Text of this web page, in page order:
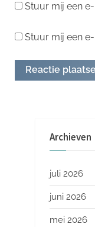
Stuur mij een
Stuur mij een
Archieven
juli 2026
juni 2026
mei 2026